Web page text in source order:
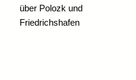
über Polozk und
Friedrichshafen